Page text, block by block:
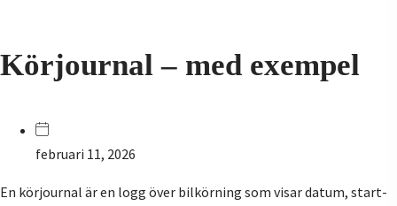
Körjournal – med exempel
februari 11, 2026
En körjournal är en logg över bilkörning som visar datum, start-